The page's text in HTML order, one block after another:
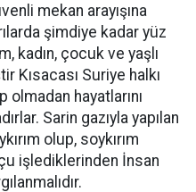
mekan arayışına
şimdiye kadar yüz
kadın, çocuk ve yaşlı
Kısacası Suriye halkı
hayatlarını
Sarin gazıyla yapılan
olup, soykırım
işlediklerinden İnsan